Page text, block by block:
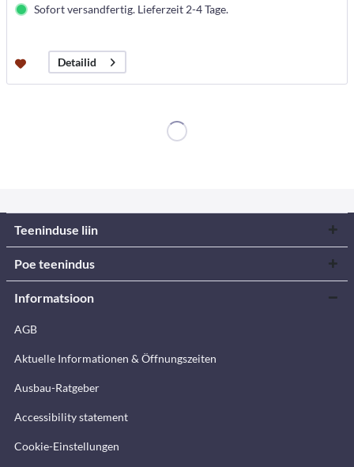
Sofort versandfertig. Lieferzeit 2-4 Tage.
Detailid
Teeninduse liin
Poe teenindus
Informatsioon
AGB
Aktuelle Informationen & Öffnungszeiten
Ausbau-Ratgeber
Accessibility statement
Cookie-Einstellungen